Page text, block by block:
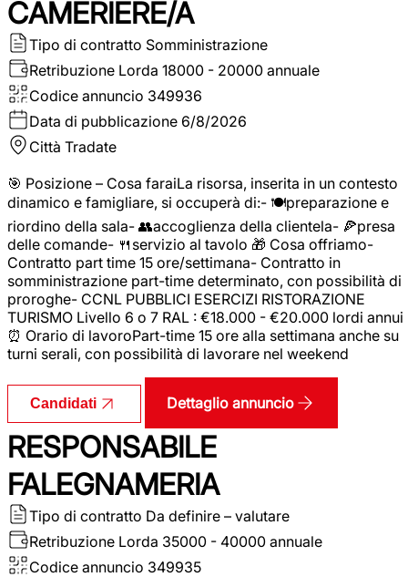
CAMERIERE/A
Tipo di contratto Somministrazione
Retribuzione Lorda 18000 - 20000 annuale
Codice annuncio 349936
Data di pubblicazione 6/8/2026
Città Tradate
🎯 Posizione – Cosa faraiLa risorsa, inserita in un contesto
dinamico e famigliare, si occuperà di:- 🍽️preparazione e
riordino della sala- 👥accoglienza della clientela- 🍕presa
delle comande- 🍴servizio al tavolo 🎁 Cosa offriamo-
Contratto part time 15 ore/settimana- Contratto in
somministrazione part-time determinato, con possibilità di
proroghe- CCNL PUBBLICI ESERCIZI RISTORAZIONE
TURISMO Livello 6 o 7 RAL : €18.000 - €20.000 lordi annui
⏰ Orario di lavoroPart-time 15 ore alla settimana anche su
turni serali, con possibilità di lavorare nel weekend
Candidati Dettaglio annuncio
RESPONSABILE
FALEGNAMERIA
Tipo di contratto Da definire – valutare
Retribuzione Lorda 35000 - 40000 annuale
Codice annuncio 349935